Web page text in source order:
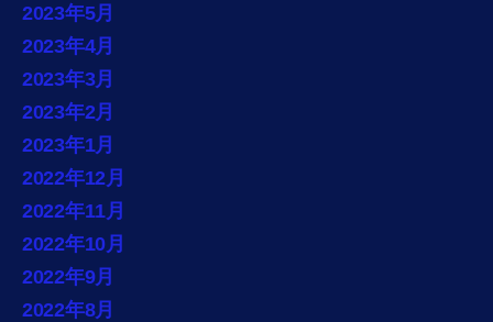
2023年5月
2023年4月
2023年3月
2023年2月
2023年1月
2022年12月
2022年11月
2022年10月
2022年9月
2022年8月